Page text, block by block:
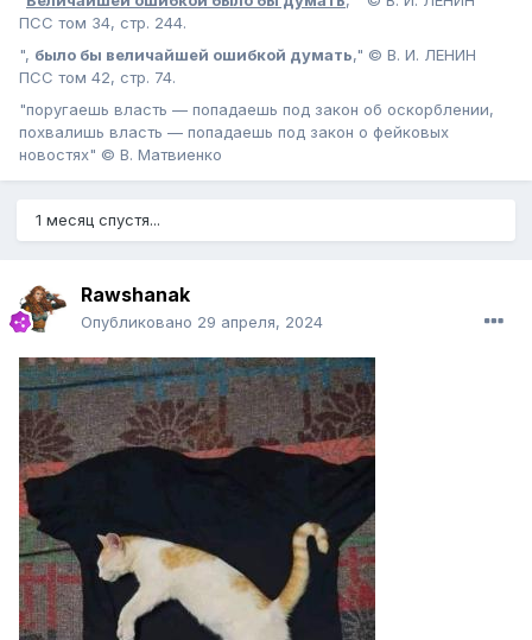
ПСС том 34, стр. 244.
", было бы величайшей ошибкой думать," © В. И. ЛЕНИН
ПСС том 42, стр. 74.
"поругаешь власть — попадаешь под закон об оскорблении,
похвалишь власть — попадаешь под закон о фейковых
новостях" © В. Матвиенко
1 месяц спустя...
Rawshanak
Опубликовано 29 апреля, 2024